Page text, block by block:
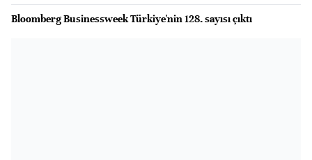
Bloomberg Businessweek Türkiye'nin 128. sayısı çıktı